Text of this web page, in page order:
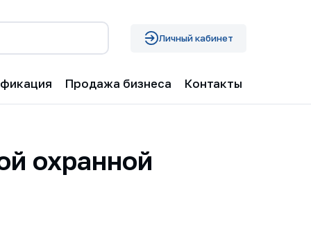
Личный кабинет
Продажа бизнеса Контакты
охранной